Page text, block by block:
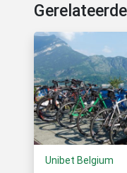
Unibet Belgium